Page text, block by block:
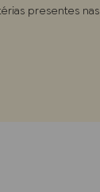
presentes nas